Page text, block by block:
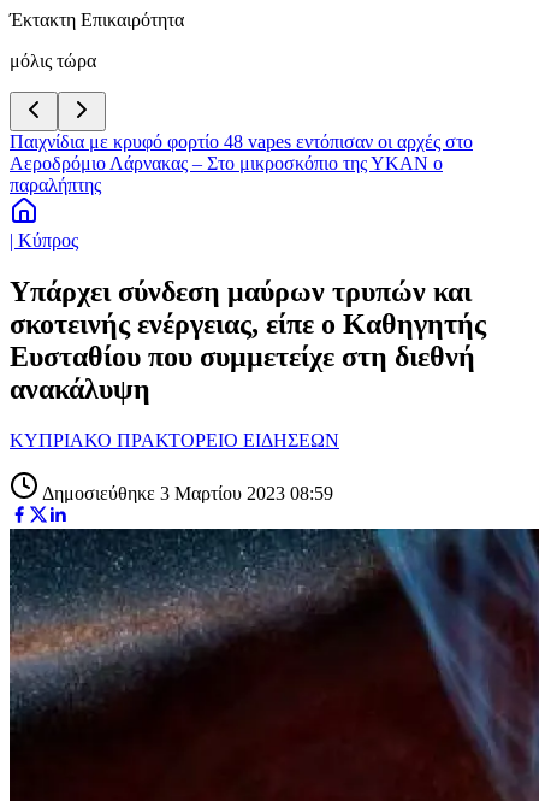
Έκτακτη Επικαιρότητα
μόλις τώρα
Παιχνίδια με κρυφό φορτίο 48 vapes εντόπισαν οι αρχές στο
Αεροδρόμιο Λάρνακας – Στο μικροσκόπιο της ΥΚΑΝ ο
παραλήπτης
| Κύπρος
Υπάρχει σύνδεση μαύρων τρυπών και
σκοτεινής ενέργειας, είπε ο Καθηγητής
Ευσταθίου που συμμετείχε στη διεθνή
ανακάλυψη
ΚΥΠΡΙΑΚΟ ΠΡΑΚΤΟΡΕΙΟ ΕΙΔΗΣΕΩΝ
Δημοσιεύθηκε 3 Μαρτίου 2023 08:59